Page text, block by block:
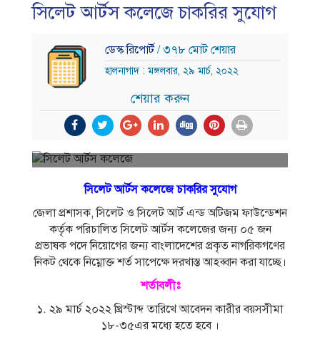
সিলেট আর্টস কলেজে চাকরির সুযোগ
ডেস্ক রিপোর্ট/ ৩৭৮ মোট শেয়ার
হালনাগাদ : মঙ্গলবার, ২৯ মার্চ, ২০২২
শেয়ার করুন
সিলেট আর্টস কলেজে চাকরির সুযোগ
জেলা প্রশাসক, সিলেট ও সিলেট আর্ট এন্ড অটিজম ফাউন্ডেশন
কর্তৃক পরিচালিত সিলেট আর্টস কলেজের জন্য ০৫ জন
প্রভাষক পদে নিয়ােগের জন্য বাংলাদেশের প্রকৃত নাগরিকগণের
নিকট থেকে নিম্নোক্ত শর্ত সাপেক্ষে দরখাস্ত আহব্বান করা যাচ্ছে।
শর্তাবলীঃ
১. ২৯ মার্চ ২০২২ খ্রিস্টাব্দ তারিখে আবেদন কারীর বয়সসীমা
১৮-৩৫এর মধ্যে হতে হবে ।